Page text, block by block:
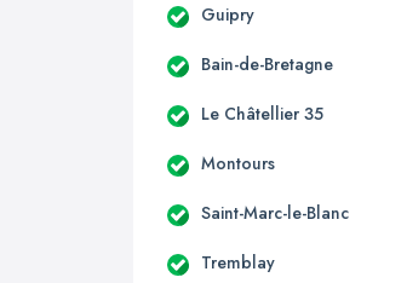
Guipry
Bain-de-Bretagne
Le Châtellier 35
Montours
Saint-Marc-le-Blanc
Tremblay